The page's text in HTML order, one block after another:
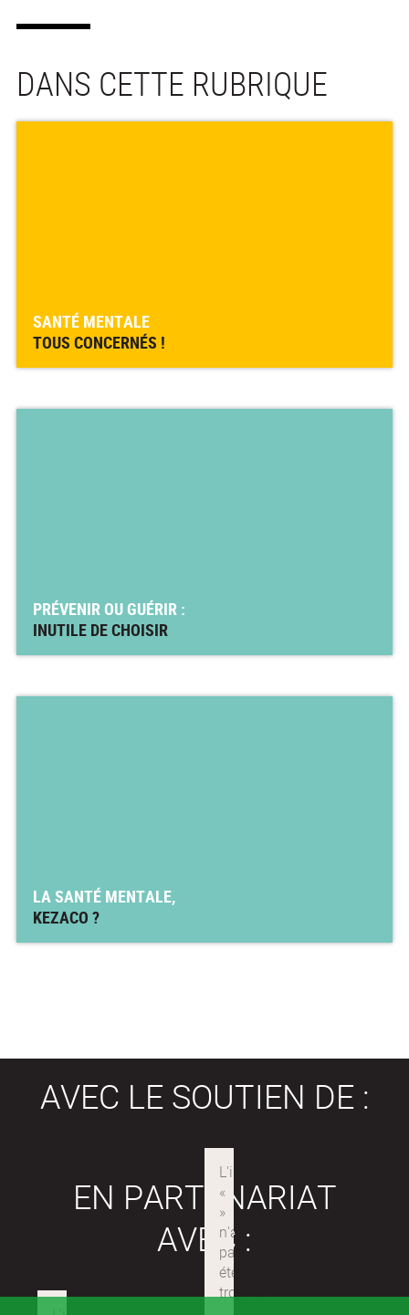
DANS CETTE RUBRIQUE
SANTÉ MENTALE
TOUS CONCERNÉS !
PRÉVENIR OU GUÉRIR :
INUTILE DE CHOISIR
LA SANTÉ MENTALE,
KEZACO ?
AVEC LE SOUTIEN DE :
EN PARTENARIAT
AVEC :